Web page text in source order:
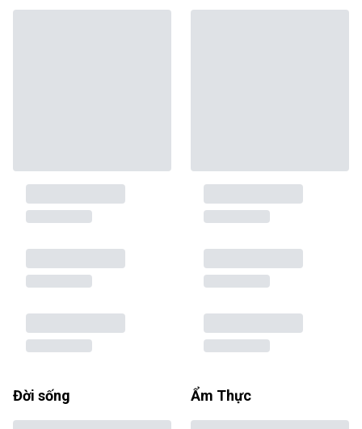
Đời sống Ẩm Thực